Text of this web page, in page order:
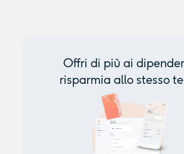
Offri di più ai
risparmia allo stesso